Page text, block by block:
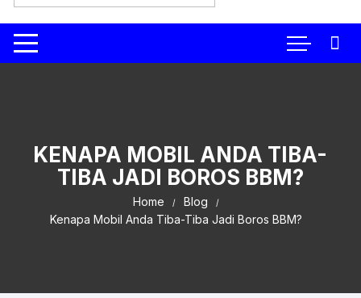
KENAPA MOBIL ANDA TIBA-
TIBA JADI BOROS BBM?
Home
Blog
Kenapa Mobil Anda Tiba-Tiba Jadi Boros BBM?